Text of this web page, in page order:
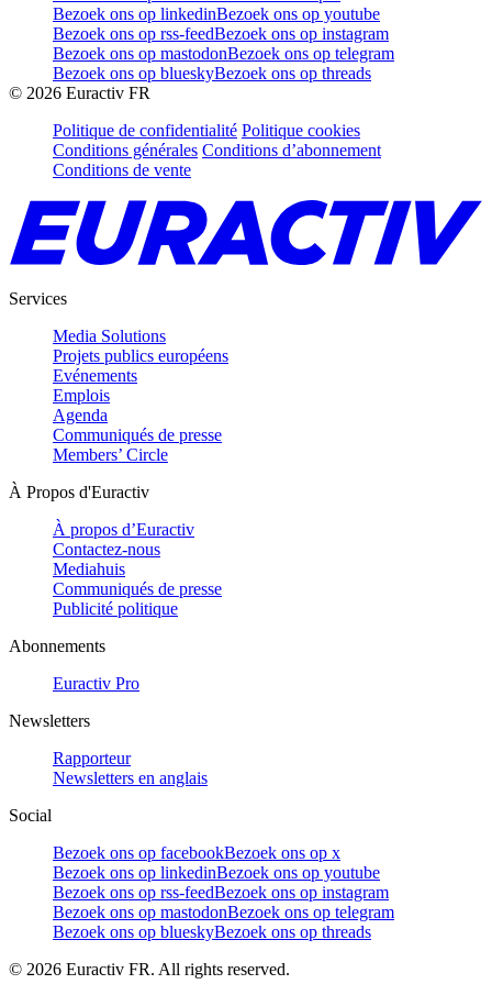
Bezoek ons op linkedinBezoek ons op youtube
Bezoek ons op rss-feedBezoek ons op instagram
Bezoek ons op mastodonBezoek ons op telegram
Bezoek ons op blueskyBezoek ons op threads
© 2026 Euractiv FR
Politique de confidentialité Politique cookies
Conditions générales Conditions d’abonnement
Conditions de vente
Services
Media Solutions
Projets publics européens
Evénements
Emplois
Agenda
Communiqués de presse
Members’ Circle
À Propos d'Euractiv
À propos d’Euractiv
Contactez-nous
Mediahuis
Communiqués de presse
Publicité politique
Abonnements
Euractiv Pro
Newsletters
Rapporteur
Newsletters en anglais
Social
Bezoek ons op facebookBezoek ons op x
Bezoek ons op linkedinBezoek ons op youtube
Bezoek ons op rss-feedBezoek ons op instagram
Bezoek ons op mastodonBezoek ons op telegram
Bezoek ons op blueskyBezoek ons op threads
© 2026 Euractiv FR. All rights reserved.